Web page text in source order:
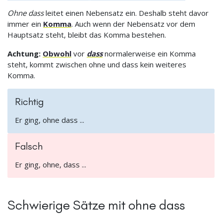
Ohne dassleitet einen Nebensatz ein. Deshalb steht davor
immer ein Komma. Auch wenn der Nebensatz vor dem
Hauptsatz steht, bleibt das Komma bestehen.
Achtung: Obwohl vor dassnormalerweise ein Komma
steht, kommt zwischen ohne und dass kein weiteres
Komma.
Richtig
Er ging, ohne dass ...
Falsch
Er ging, ohne, dass ...
Schwierige Sätze mit ohne dass